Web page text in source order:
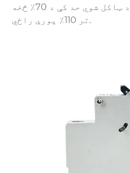
چې د پلي شوي کنټرول ولتاژ د ټاکل شوي حد کې د 70٪ څخه
تر 110٪ پورې راځي.